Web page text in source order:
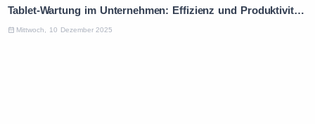
Tablet-Wartung im Unternehmen: Effizienz und Produktivität optimieren
Mittwoch, 10 Dezember 2025